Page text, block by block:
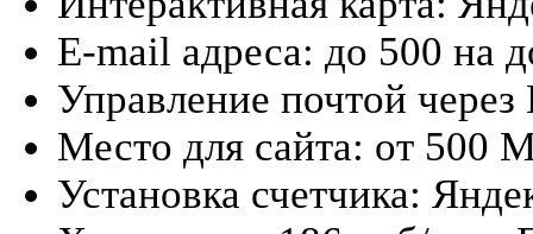
E-mail адреса: до 500 на
Управление почтой
Место для сайта: от 500
Установка счетчика: